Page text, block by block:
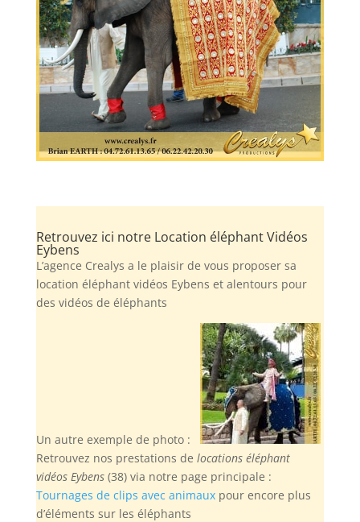
Retrouvez ici notre Location éléphant Vidéos
Eybens
L’agence Crealys a le plaisir de vous proposer sa
location éléphant vidéos Eybens et alentours pour
des vidéos de éléphants
Un autre exemple de photo :
Retrouvez nos prestations de locations éléphant
vidéos Eybens(38) via notre page principale :
Tournages de clips avec animauxpour encore plus
d’éléments sur les éléphants